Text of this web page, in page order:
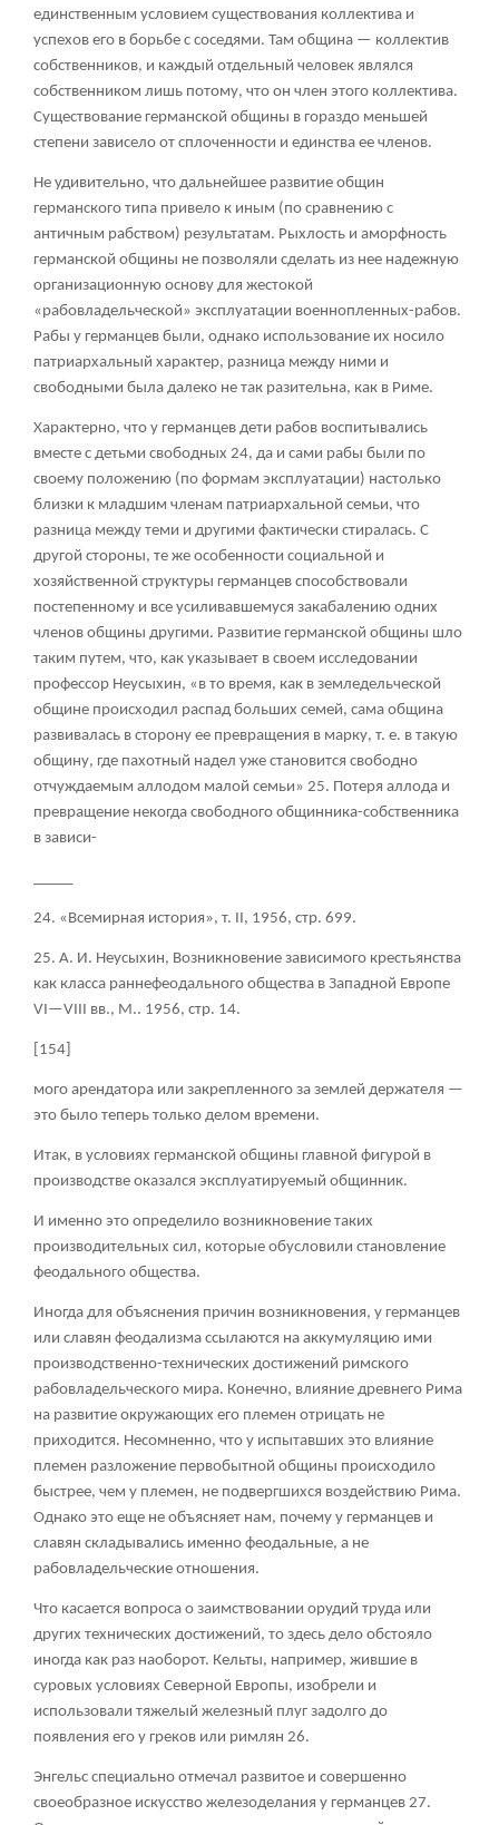
единственным условием существования коллектива и
успехов его в борьбе с соседями. Там община — коллектив
собственников, и каждый отдельный человек являлся
собственником лишь потому, что он член этого коллектива.
Существование германской общины в гораздо меньшей
степени зависело от сплоченности и единства ее членов.
Не удивительно, что дальнейшее развитие общин
германского типа привело к иным (по сравнению с
античным рабством) результатам. Рыхлость и аморфность
германской общины не позволяли сделать из нее надежную
организационную основу для жестокой
«рабовладельческой» эксплуатации военнопленных-рабов.
Рабы у германцев были, однако использование их носило
патриархальный характер, разница между ними и
свободными была далеко не так разительна, как в Риме.
Характерно, что у германцев дети рабов воспитывались
вместе с детьми свободных 24, да и сами рабы были по
своему положению (по формам эксплуатации) настолько
близки к младшим членам патриархальной семьи, что
разница между теми и другими фактически стиралась. С
другой стороны, те же особенности социальной и
хозяйственной структуры германцев способствовали
постепенному и все усиливавшемуся закабалению одних
членов общины другими. Развитие германской общины шло
таким путем, что, как указывает в своем исследовании
профессор Неусыхин, «в то время, как в земледельческой
общине происходил распад больших семей, сама община
развивалась в сторону ее превращения в марку, т. е. в такую
общину, где пахотный надел уже становится свободно
отчуждаемым аллодом малой семьи» 25. Потеря аллода и
превращение некогда свободного общинника-собственника
в зависи-
24. «Всемирная история», т. II, 1956, стр. 699.
25. А. И. Неусыхин, Возникновение зависимого крестьянства
как класса раннефеодального общества в Западной Европе
VI—VIII вв., М.. 1956, стр. 14.
[154]
мого арендатора или закрепленного за землей держателя —
это было теперь только делом времени.
Итак, в условиях германской общины главной фигурой в
производстве оказался эксплуатируемый общинник.
И именно это определило возникновение таких
производительных сил, которые обусловили становление
феодального общества.
Иногда для объяснения причин возникновения, у германцев
или славян феодализма ссылаются на аккумуляцию ими
производственно-технических достижений римского
рабовладельческого мира. Конечно, влияние древнего Рима
на развитие окружающих его племен отрицать не
приходится. Несомненно, что у испытавших это влияние
племен разложение первобытной общины происходило
быстрее, чем у племен, не подвергшихся воздействию Рима.
Однако это еще не объясняет нам, почему у германцев и
славян складывались именно феодальные, а не
рабовладельческие отношения.
Что касается вопроса о заимствовании орудий труда или
других технических достижений, то здесь дело обстояло
иногда как раз наоборот. Кельты, например, жившие в
суровых условиях Северной Европы, изобрели и
использовали тяжелый железный плуг задолго до
появления его у греков или римлян 26.
Энгельс специально отмечал развитое и совершенно
своеобразное искусство железоделания у германцев 27.